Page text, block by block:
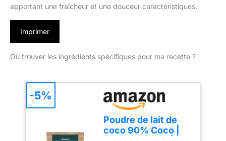
apportant une fraîcheur et une douceur caractéristiques.
Imprimer
Où trouver les ingrédients spécifiques pour ma recette ?
Poudre de lait de
coco 90% Coco |
-5%